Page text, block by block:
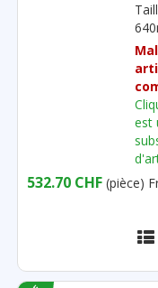
est
532.70 CHF (pièce)